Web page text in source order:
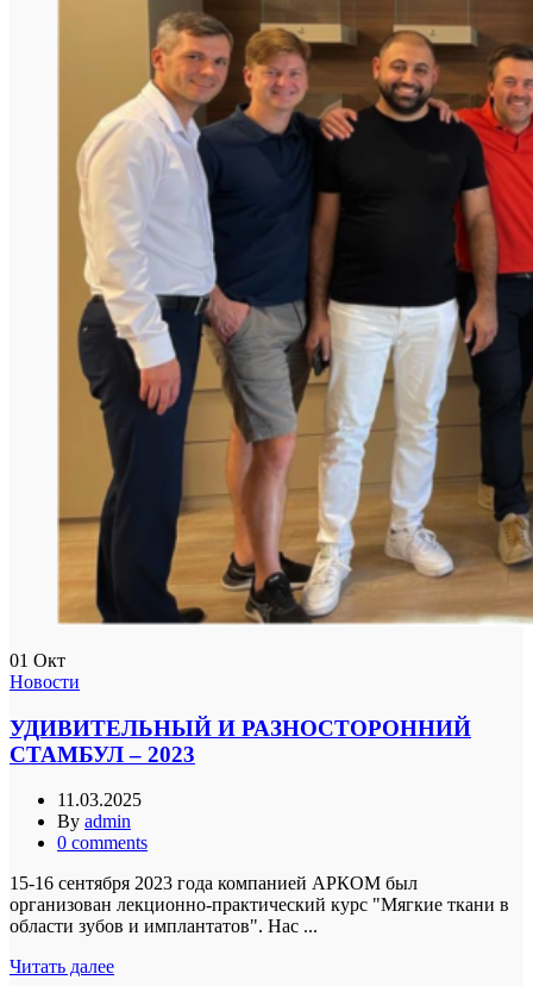
01 Окт
Новости
УДИВИТЕЛЬНЫЙ И РАЗНОСТОРОННИЙ
СТАМБУЛ – 2023
11.03.2025
By admin
0 comments
15-16 сентября 2023 года компанией АРКОМ был
организован лекционно-практический курс "Мягкие ткани в
области зубов и имплантатов". Нас ...
Читать далее